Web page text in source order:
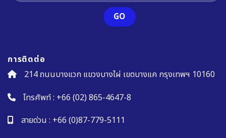
การติดต่อ
214 ถนนบางแวก แขวงบางไผ่ เขตบางแค กรุงเทพฯ 10160
โทรศัพท์ : +66 (02) 865-4647-8
สายด่วน : +66 (0)87-779-5111